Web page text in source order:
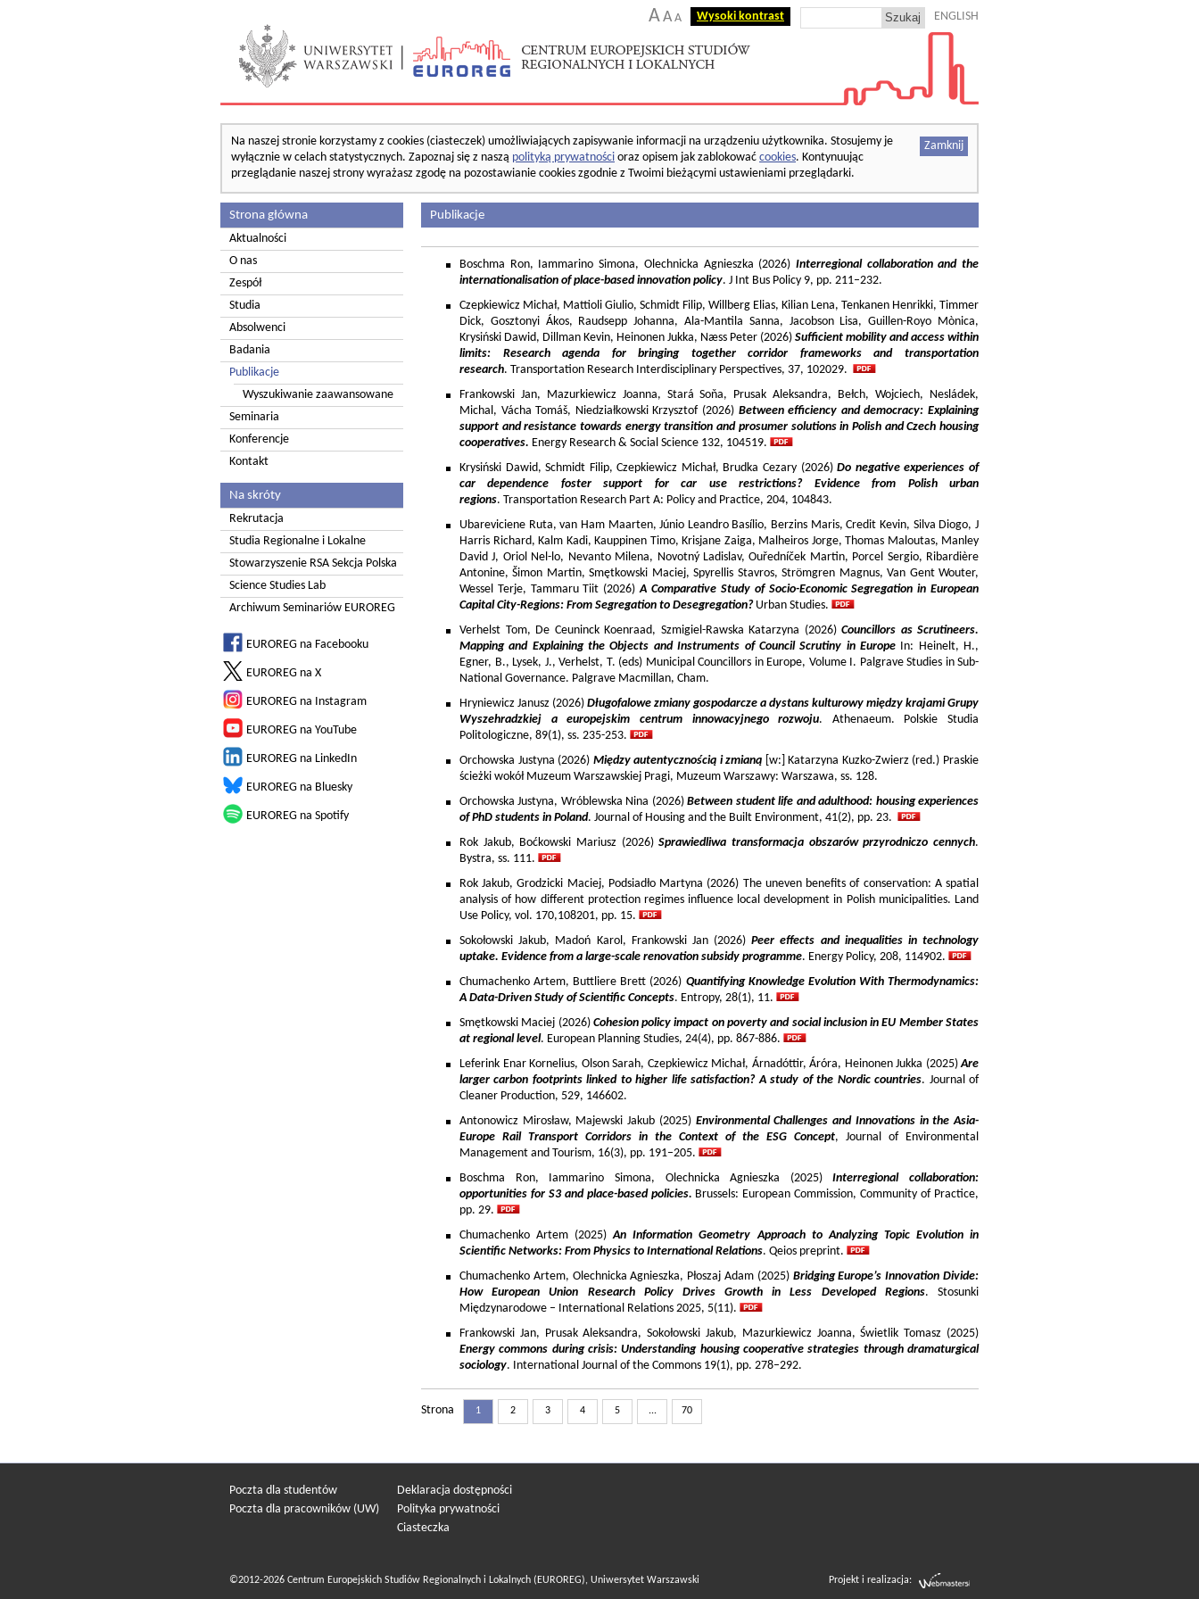
AA A Wysoki kontrast ENGLISH
Zamknij
Na naszej stronie korzystamy z cookies (ciasteczek) umożliwiających zapisywanie informacji na urządzeniu użytkownika. Stosujemy je
wyłącznie w celach statystycznych. Zapoznaj się z naszą polityką prywatności oraz opisem jak zablokować cookies. Kontynuując
przeglądanie naszej strony wyrażasz zgodę na pozostawianie cookies zgodnie z Twoimi bieżącymi ustawieniami przeglądarki.
Strona główna
Aktualności
O nas
Zespół
Studia
Absolwenci
Badania
Publikacje
Wyszukiwanie zaawansowane
Seminaria
Konferencje
Kontakt
Na skróty
Rekrutacja
Studia Regionalne i Lokalne
Stowarzyszenie RSA Sekcja Polska
Science Studies Lab
Archiwum Seminariów EUROREG
EUROREG na Facebooku
EUROREG na X
EUROREG na Instagram
EUROREG na YouTube
EUROREG na LinkedIn
EUROREG na Bluesky
EUROREG na Spotify
Publikacje
Boschma Ron, Iammarino Simona, Olechnicka Agnieszka (2026) Interregional collaboration and the
internationalisation of place-based innovation policy. J Int Bus Policy 9, pp. 211–232.
Czepkiewicz Michał, Mattioli Giulio, Schmidt Filip, Willberg Elias, Kilian Lena, Tenkanen Henrikki, Timmer
Dick, Gosztonyi Ákos, Raudsepp Johanna, Ala-Mantila Sanna, Jacobson Lisa, Guillen-Royo Mònica,
Krysiński Dawid, Dillman Kevin, Heinonen Jukka, Næss Peter (2026) Sufficient mobility and access within
limits: Research agenda for bringing together corridor frameworks and transportation
research. Transportation Research Interdisciplinary Perspectives, 37, 102029.
Frankowski Jan, Mazurkiewicz Joanna, Stará Soňa, Prusak Aleksandra, Bełch, Wojciech, Nesládek,
Michal, Vácha Tomáš, Niedziałkowski Krzysztof (2026) Between efficiency and democracy: Explaining
support and resistance towards energy transition and prosumer solutions in Polish and Czech housing
cooperatives. Energy Research & Social Science 132, 104519.
Krysiński Dawid, Schmidt Filip, Czepkiewicz Michał, Brudka Cezary (2026)Do negative experiences of
car dependence foster support for car use restrictions? Evidence from Polish urban
regions. Transportation Research Part A: Policy and Practice, 204, 104843.
Ubareviciene Ruta, van Ham Maarten, Júnio Leandro Basílio, Berzins Maris, Credit Kevin, Silva Diogo, J
Harris Richard, Kalm Kadi, Kauppinen Timo, Krisjane Zaiga, Malheiros Jorge, Thomas Maloutas, Manley
David J, Oriol Nel-lo, Nevanto Milena, Novotný Ladislav, Ouředníček Martin, Porcel Sergio, Ribardière
Antonine, Šimon Martin, Smętkowski Maciej, Spyrellis Stavros, Strömgren Magnus, Van Gent Wouter,
Wessel Terje, Tammaru Tiit (2026)A Comparative Study of Socio-Economic Segregation in European
Capital City-Regions: From Segregation to Desegregation?Urban Studies.
Verhelst Tom, De Ceuninck Koenraad, Szmigiel-Rawska Katarzyna (2026) Councillors as Scrutineers.
Mapping and Explaining the Objects and Instruments of Council Scrutiny in EuropeIn: Heinelt, H.,
Egner, B., Lysek, J., Verhelst, T. (eds) Municipal Councillors in Europe, Volume I. Palgrave Studies in Sub-
National Governance. Palgrave Macmillan, Cham.
Hryniewicz Janusz (2026) Długofalowe zmiany gospodarcze a dystans kulturowy między krajami Grupy
Wyszehradzkiej a europejskim centrum innowacyjnego rozwoju. Athenaeum. Polskie Studia
Politologiczne, 89(1), ss. 235-253.
Orchowska Justyna (2026) Między autentycznością i zmianą [w:] Katarzyna Kuzko-Zwierz (red.) Praskie
ścieżki wokół Muzeum Warszawskiej Pragi, Muzeum Warszawy: Warszawa, ss. 128.
Orchowska Justyna, Wróblewska Nina (2026)Between student life and adulthood: housing experiences
of PhD students in Poland. Journal of Housing and the Built Environment, 41(2), pp. 23.
Rok Jakub, Boćkowski Mariusz (2026)Sprawiedliwa transformacja obszarów przyrodniczo cennych.
Bystra, ss. 111.
Rok Jakub, Grodzicki Maciej, Podsiadło Martyna (2026) The uneven benefits of conservation: A spatial
analysis of how different protection regimes influence local development in Polish municipalities. Land
Use Policy, vol. 170,108201, pp. 15.
Sokołowski Jakub, Madoń Karol, Frankowski Jan (2026)Peer effects and inequalities in technology
uptake. Evidence from a large-scale renovation subsidy programme. Energy Policy, 208, 114902.
Chumachenko Artem, Buttliere Brett (2026) Quantifying Knowledge Evolution With Thermodynamics:
A Data-Driven Study of Scientific Concepts. Entropy, 28(1), 11.
Smętkowski Maciej (2026) Cohesion policy impact on poverty and social inclusion in EU Member States
at regional level. European Planning Studies, 24(4), pp. 867-886.
Leferink Enar Kornelius, Olson Sarah, Czepkiewicz Michał, Árnadóttir, Áróra, Heinonen Jukka (2025)Are
larger carbon footprints linked to higher life satisfaction? A study of the Nordic countries. Journal of
Cleaner Production, 529, 146602.
Antonowicz Mirosław, Majewski Jakub (2025) Environmental Challenges and Innovations in the Asia-
Europe Rail Transport Corridors in the Context of the ESG Concept, Journal of Environmental
Management and Tourism, 16(3), pp. 191–205.
Boschma Ron, Iammarino Simona, Olechnicka Agnieszka (2025)Interregional collaboration:
opportunities for S3 and place-based policies. Brussels: European Commission, Community of Practice,
pp. 29.
Chumachenko Artem (2025)An Information Geometry Approach to Analyzing Topic Evolution in
Scientific Networks: From Physics to International Relations. Qeios preprint.
Chumachenko Artem, Olechnicka Agnieszka, Płoszaj Adam (2025) Bridging Europe’s Innovation Divide:
How European Union Research Policy Drives Growth in Less Developed Regions. Stosunki
Międzynarodowe – International Relations 2025, 5(11).
Frankowski Jan, Prusak Aleksandra, Sokołowski Jakub, Mazurkiewicz Joanna, Świetlik Tomasz (2025)
Energy commons during crisis: Understanding housing cooperative strategies through dramaturgical
sociology. International Journal of the Commons 19(1), pp. 278–292.
Strona 1 2 3 4 5 ... 70
Poczta dla studentów
Poczta dla pracowników (UW)
Deklaracja dostępności
Polityka prywatności
Ciasteczka
©2012-2026 Centrum Europejskich Studiów Regionalnych i Lokalnych (EUROREG), Uniwersytet Warszawski Projekt i realizacja: